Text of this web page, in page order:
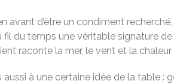
avant d’être un condiment
fil du temps une véritable signature
raconte la mer, le vent et la chaleur
à une certaine idée de la table :